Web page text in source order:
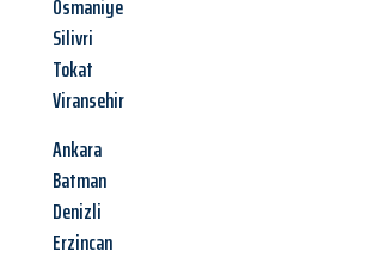
Osmaniye
Silivri
Tokat
Viransehir
Ankara
Batman
Denizli
Erzincan